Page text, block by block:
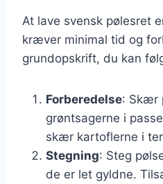
At lave svensk pølesret
kræver minimal tid og
grundopskrift, du kan
Forberedelse: Skær
grøntsagerne i
skær kartoflerne i
Stegning: Steg
de er let gyldne.